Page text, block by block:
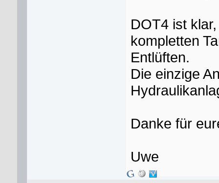
DOT4 ist
kompletten
Entlüften.
Die einzige
Danke für
Uwe